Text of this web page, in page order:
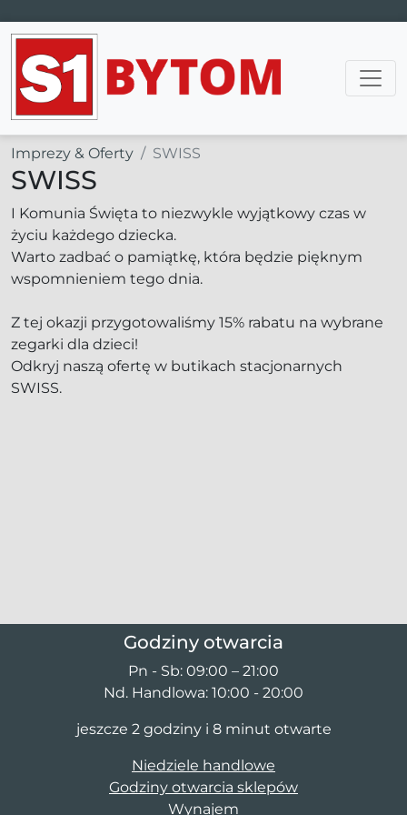
Main Navigation
Imprezy & Oferty SWISS
SWISS
I Komunia Święta to niezwykle wyjątkowy czas w
życiu każdego dziecka.
Warto zadbać o pamiątkę, która będzie pięknym
wspomnieniem tego dnia.
Z tej okazji przygotowaliśmy 15% rabatu na wybrane
zegarki dla dzieci!
Odkryj naszą ofertę w butikach stacjonarnych
SWISS.
Godziny otwarcia
Pn - Sb: 09:00 – 21:00
Nd. Handlowa: 10:00 - 20:00
jeszcze 2 godziny i 8 minut otwarte
Niedziele handlowe
Godziny otwarcia sklepów
Wynajem